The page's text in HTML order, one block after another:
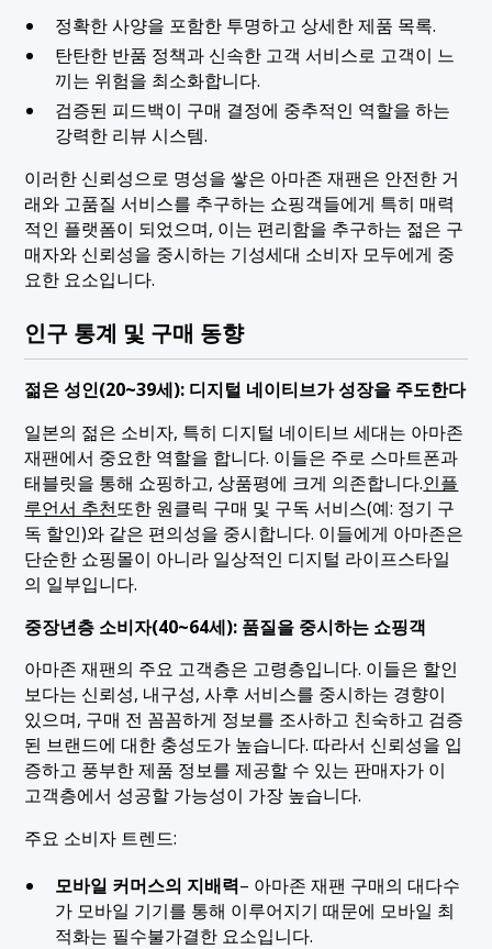
정확한 사양을 포함한 투명하고 상세한 제품 목록.
탄탄한 반품 정책과 신속한 고객 서비스로 고객이 느
끼는 위험을 최소화합니다.
검증된 피드백이 구매 결정에 중추적인 역할을 하는
강력한 리뷰 시스템.
이러한 신뢰성으로 명성을 쌓은 아마존 재팬은 안전한 거
래와 고품질 서비스를 추구하는 쇼핑객들에게 특히 매력
적인 플랫폼이 되었으며, 이는 편리함을 추구하는 젊은 구
매자와 신뢰성을 중시하는 기성세대 소비자 모두에게 중
요한 요소입니다.
인구 통계 및 구매 동향
젊은 성인(20~39세): 디지털 네이티브가 성장을 주도한다
일본의 젊은 소비자, 특히 디지털 네이티브 세대는 아마존
재팬에서 중요한 역할을 합니다. 이들은 주로 스마트폰과
태블릿을 통해 쇼핑하고, 상품평에 크게 의존합니다.인플
루언서 추천또한 원클릭 구매 및 구독 서비스(예: 정기 구
독 할인)와 같은 편의성을 중시합니다. 이들에게 아마존은
단순한 쇼핑몰이 아니라 일상적인 디지털 라이프스타일
의 일부입니다.
중장년층 소비자(40~64세): 품질을 중시하는 쇼핑객
아마존 재팬의 주요 고객층은 고령층입니다. 이들은 할인
보다는 신뢰성, 내구성, 사후 서비스를 중시하는 경향이
있으며, 구매 전 꼼꼼하게 정보를 조사하고 친숙하고 검증
된 브랜드에 대한 충성도가 높습니다. 따라서 신뢰성을 입
증하고 풍부한 제품 정보를 제공할 수 있는 판매자가 이
고객층에서 성공할 가능성이 가장 높습니다.
주요 소비자 트렌드:
모바일 커머스의 지배력– 아마존 재팬 구매의 대다수
가 모바일 기기를 통해 이루어지기 때문에 모바일 최
적화는 필수불가결한 요소입니다.